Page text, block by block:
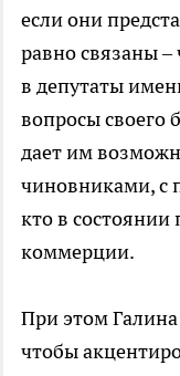
если они
равно связаны –
в депутаты
вопросы своего
дает им
чиновниками, с
кто в
коммерции.
При этом
чтобы